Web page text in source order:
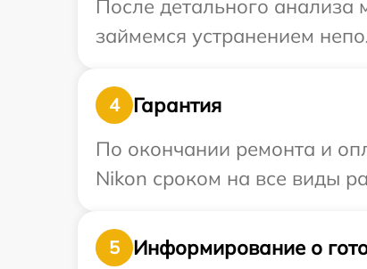
После детального анализа
займемся устранением
4
Гарантия
По окончании ремонта и
Nikon сроком на все виды
5
Информирование о